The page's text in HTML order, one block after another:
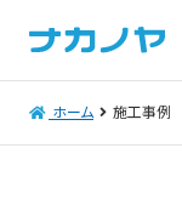
ホーム 施工事例